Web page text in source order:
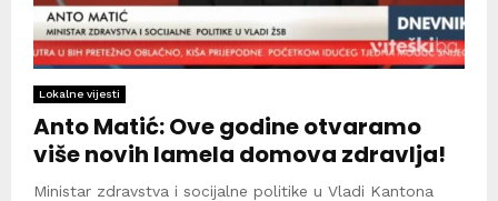
Lokalne vijesti
Anto Matić: Ove godine otvaramo
više novih lamela domova zdravlja!
Ministar zdravstva i socijalne politike u Vladi Kantona